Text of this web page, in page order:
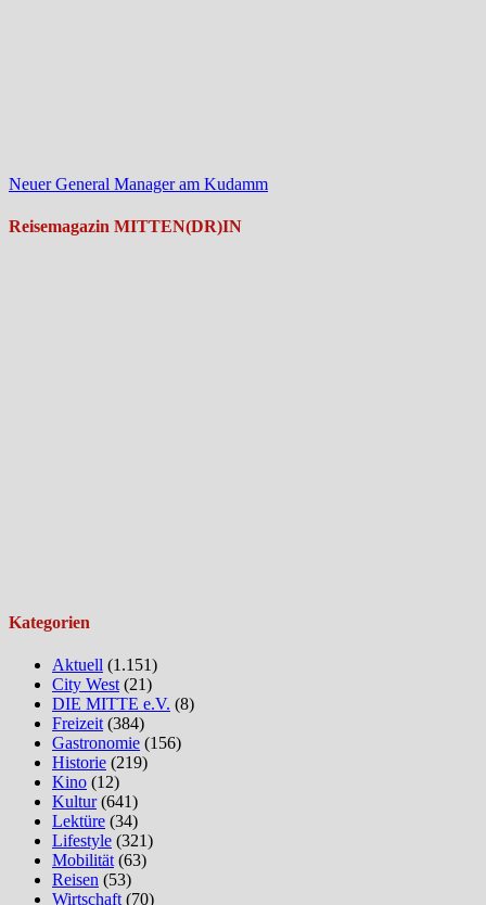
Neuer General Manager am Kudamm
Reisemagazin MITTEN(DR)IN
Kategorien
Aktuell (1.151)
City West (21)
DIE MITTE e.V. (8)
Freizeit (384)
Gastronomie (156)
Historie (219)
Kino (12)
Kultur(641)
Lektüre (34)
Lifestyle (321)
Mobilität (63)
Reisen (53)
Wirtschaft (70)